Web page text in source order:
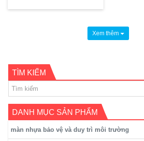
Xem thêm
TÌM KIẾM
DANH MỤC SẢN PHẨM
màn nhựa bảo vệ và duy trì môi trường